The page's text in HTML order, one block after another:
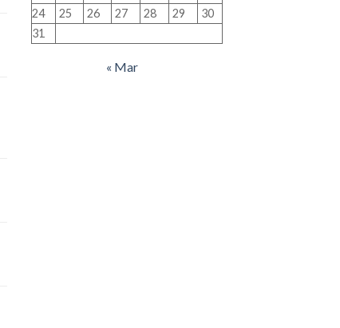
24
25 26 27 28 29
30
31
« Mar